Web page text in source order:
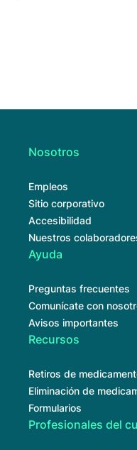
Nosotros
Empleos
Sitio corporativo
Accesibilidad
Nuestros
Ayuda
Preguntas frecuentes
Comunícate con
Avisos importantes
Recursos
Retiros de
Eliminación de
Formularios
Profesionales del